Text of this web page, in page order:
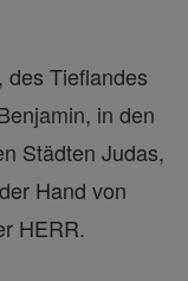
des Tieflandes
in den
Städten Judas,
Hand von
HERR.